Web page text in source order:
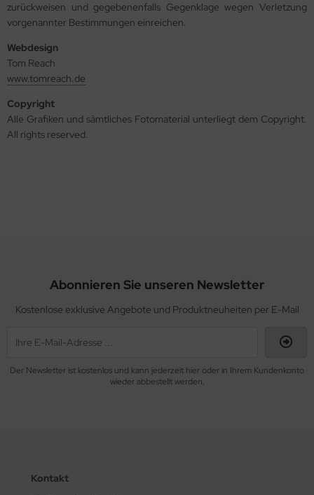
zurückweisen und gegebenenfalls Gegenklage wegen Verletzung
vorgenannter Bestimmungen einreichen.
Webdesign
Tom Reach
www.tomreach.de
Copyright
Alle Grafiken und sämtliches Fotomaterial unterliegt dem Copyright.
All rights reserved.
Abonnieren Sie unseren Newsletter
Kostenlose exklusive Angebote und Produktneuheiten per E-Mail
Der Newsletter ist kostenlos und kann jederzeit hier oder in Ihrem Kundenkonto
wieder abbestellt werden.
Kontakt